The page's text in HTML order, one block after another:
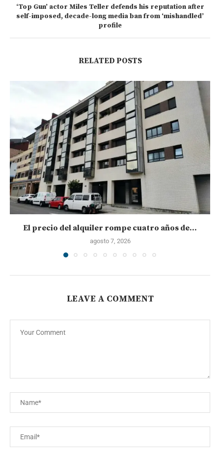
‘Top Gun’ actor Miles Teller defends his reputation after
self-imposed, decade-long media ban from ‘mishandled’
profile
RELATED POSTS
El precio del alquiler rompe cuatro años de...
agosto 7, 2026
LEAVE A COMMENT